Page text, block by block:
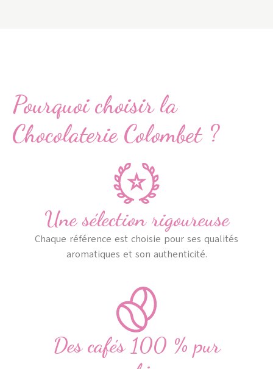
Pourquoi choisir la
Chocolaterie Colombet ?
Une sélection rigoureuse
Chaque référence est choisie pour ses qualités
aromatiques et son authenticité.
Des cafés 100 % pur